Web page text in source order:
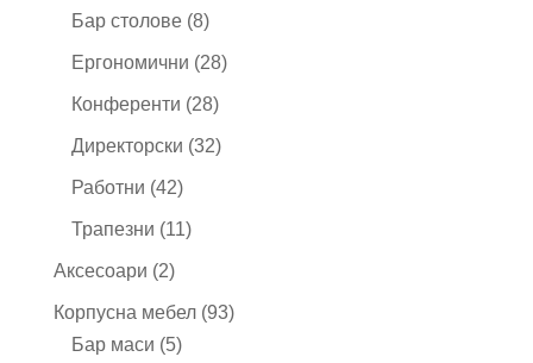
продукта
Бар столове 88
продукта
Ергономични 2828
Конференти 2828
продукта
Директорски 3232
Работни 4242
продукта
Трапезни 1111
Аксесоари 22
продукта
Корпусна мебел 9393
Бар маси 55